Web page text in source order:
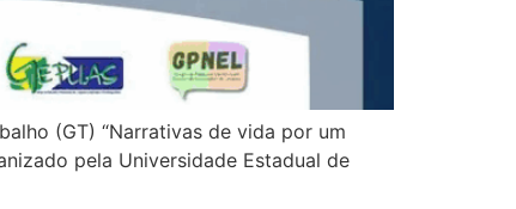
(GT) “Narrativas de vida por um
pela Universidade Estadual de